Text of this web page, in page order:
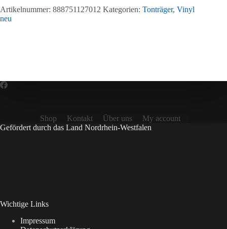
Menge
Artikelnummer: 888751127012 Kategorien: Tonträger, Vinyl
neu
Shop Kontakt Über uns
My account
Gefördert durch das Land Nordrhein-Westfalen
Wichtige Links
Impressum